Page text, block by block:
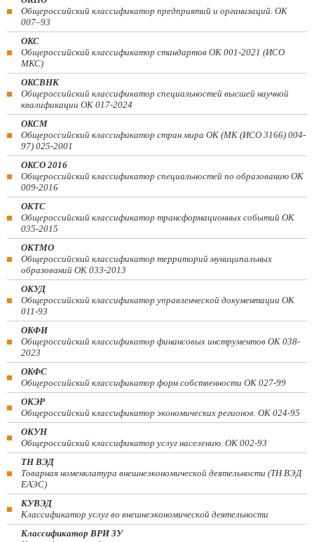
Общероссийский классификатор предприятий и организаций. ОК
007–93
ОКС
Общероссийский классификатор стандартов ОК 001-2021 (ИСО
МКС)
ОКСВНК
Общероссийский классификатор специальностей высшей научной
квалификации ОК 017-2024
ОКСМ
Общероссийский классификатор стран мира ОК (МК (ИСО 3166) 004-
97) 025-2001
ОКСО 2016
Общероссийский классификатор специальностей по образованию ОК
009-2016
ОКТС
Общероссийский классификатор трансформационных событий ОК
035-2015
ОКТМО
Общероссийский классификатор территорий муниципальных
образований ОК 033-2013
ОКУД
Общероссийский классификатор управленческой документации ОК
011-93
ОКФИ
Общероссийский классификатор финансовых инструментов OK 038-
2023
ОКФС
Общероссийский классификатор форм собственности ОК 027-99
ОКЭР
Общероссийский классификатор экономических регионов. ОК 024-95
ОКУН
Общероссийский классификатор услуг населению. ОК 002-93
ТН ВЭД
Товарная номенклатура внешнеэкономической деятельности (ТН ВЭД
ЕАЭС)
КУВЭД
Классификатор услуг во внешнеэкономической деятельности
Классификатор ВРИ ЗУ